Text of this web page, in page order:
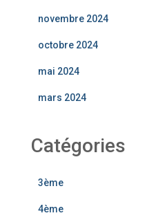
novembre 2024
octobre 2024
mai 2024
mars 2024
Catégories
3ème
4ème